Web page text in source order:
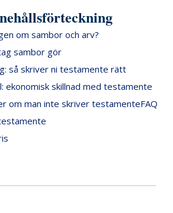
om sambor och arv?
sambor gör
så skriver ni testamente rätt
ekonomisk skillnad med testamente
om man inte skriver testamenteFAQ